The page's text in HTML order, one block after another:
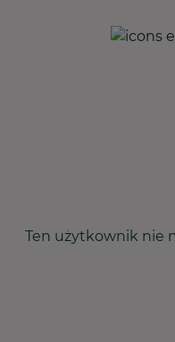
Ten użytkownik nie